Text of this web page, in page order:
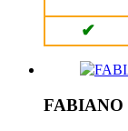
✔
FABIANO